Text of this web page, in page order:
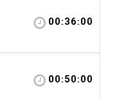
00:36:00
00:50:00